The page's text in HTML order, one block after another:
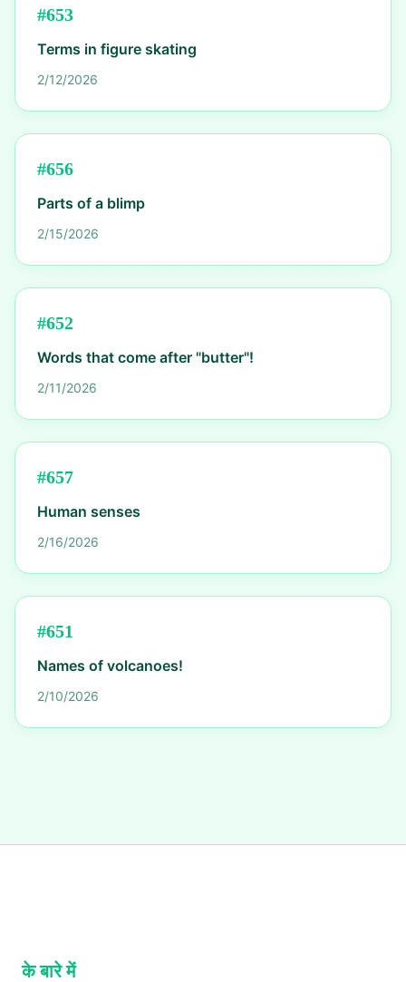
#653
Terms in figure skating
2/12/2026
#656
Parts of a blimp
2/15/2026
#652
Words that come after "butter"!
2/11/2026
#657
Human senses
2/16/2026
#651
Names of volcanoes!
2/10/2026
के बारे में